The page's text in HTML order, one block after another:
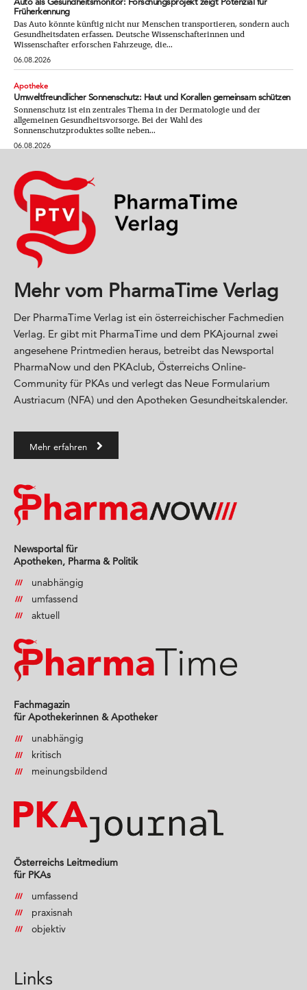
Früherkennung
Das Auto könnte künftig nicht nur Menschen transportieren, sondern auch
Gesundheitsdaten erfassen. Deutsche Wissenschafterinnen und
Wissenschafter erforschen Fahrzeuge, die...
06.08.2026
Apotheke
Umweltfreundlicher Sonnenschutz: Haut und Korallen gemeinsam schützen
Sonnenschutz ist ein zentrales Thema in der Dermatologie und der
allgemeinen Gesundheitsvorsorge. Bei der Wahl des
Sonnenschutzproduktes sollte neben...
06.08.2026
Mehr vom PharmaTime Verlag
Der PharmaTime Verlag ist ein österreichischer Fachmedien
Verlag. Er gibt mit PharmaTime und dem PKAjournal zwei
angesehene Printmedien heraus, betreibt das Newsportal
PharmaNow und den PKAclub, Österreichs Online-
Community für PKAs und verlegt das Neue Formularium
Austriacum (NFA) und den Apotheken Gesundheitskalender.
Mehr erfahren
Newsportal für
Apotheken, Pharma & Politik
unabhängig
umfassend
aktuell
Fachmagazin
für Apothekerinnen & Apotheker
unabhängig
kritisch
meinungsbildend
Österreichs Leitmedium
für PKAs
umfassend
praxisnah
objektiv
Links